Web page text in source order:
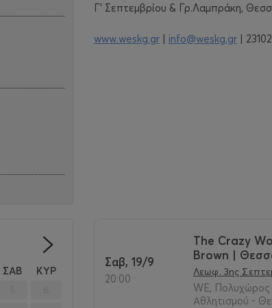
Γ’ Σεπτεμβρίου & Γρ.Λαμπράκη,
www.weskg.gr| info@weskg.gr|
ΣΑΒ ΚΥΡ
Σαβ, 19/9
20:00
The Crazy
Brown |
Λεωφ. 3ης
WE, Πολυχώρος
Αθλητισμού -